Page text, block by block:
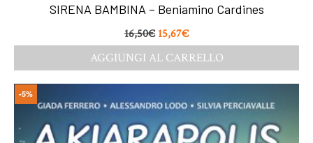
SIRENA BAMBINA – Beniamino Cardines
16,50€ 15,67€
AGGIUNGI AL CARRELLO
-5%